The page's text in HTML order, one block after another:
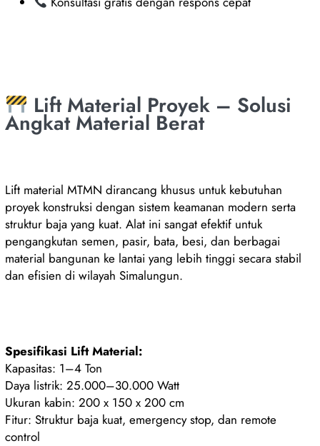
Lift Material Proyek – Solusi
Angkat Material Berat
Lift material MTMN dirancang khusus untuk kebutuhan
proyek konstruksi dengan sistem keamanan modern serta
struktur baja yang kuat. Alat ini sangat efektif untuk
pengangkutan semen, pasir, bata, besi, dan berbagai
material bangunan ke lantai yang lebih tinggi secara stabil
dan efisien di wilayah Simalungun.
Spesifikasi Lift Material:
Kapasitas: 1–4 Ton
Daya listrik: 25.000–30.000 Watt
Ukuran kabin: 200 x 150 x 200 cm
Fitur: Struktur baja kuat, emergency stop, dan remote
control